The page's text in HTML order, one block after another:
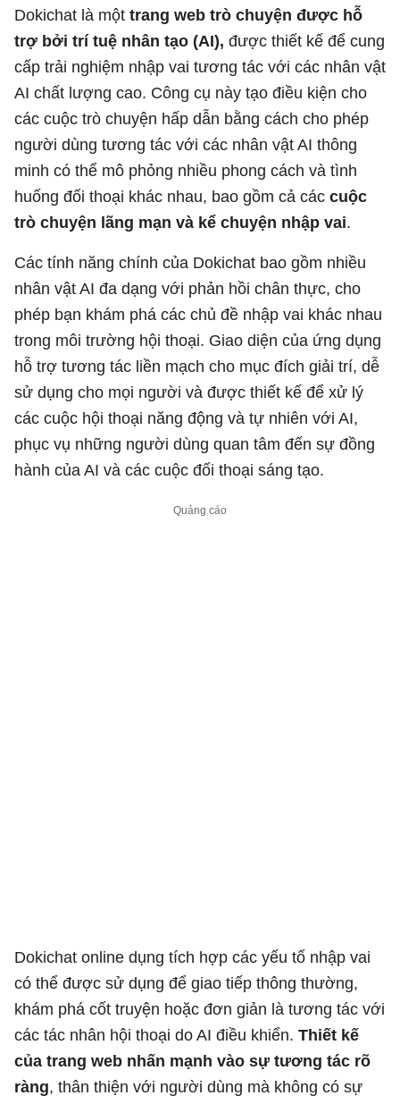
Dokichat là một trang web trò chuyện được hỗ
trợ bởi trí tuệ nhân tạo (AI), được thiết kế để cung
cấp trải nghiệm nhập vai tương tác với các nhân vật
AI chất lượng cao. Công cụ này tạo điều kiện cho
các cuộc trò chuyện hấp dẫn bằng cách cho phép
người dùng tương tác với các nhân vật AI thông
minh có thể mô phỏng nhiều phong cách và tình
huống đối thoại khác nhau, bao gồm cả các cuộc
trò chuyện lãng mạn và kể chuyện nhập vai.
Các tính năng chính của Dokichat bao gồm nhiều
nhân vật AI đa dạng với phản hồi chân thực, cho
phép bạn khám phá các chủ đề nhập vai khác nhau
trong môi trường hội thoại. Giao diện của ứng dụng
hỗ trợ tương tác liền mạch cho mục đích giải trí, dễ
sử dụng cho mọi người và được thiết kế để xử lý
các cuộc hội thoại năng động và tự nhiên với AI,
phục vụ những người dùng quan tâm đến sự đồng
hành của AI và các cuộc đối thoại sáng tạo.
Dokichat online dụng tích hợp các yếu tố nhập vai
có thể được sử dụng để giao tiếp thông thường,
khám phá cốt truyện hoặc đơn giản là tương tác với
các tác nhân hội thoại do AI điều khiển. Thiết kế
của trang web nhấn mạnh vào sự tương tác rõ
ràng, thân thiện với người dùng mà không có sự